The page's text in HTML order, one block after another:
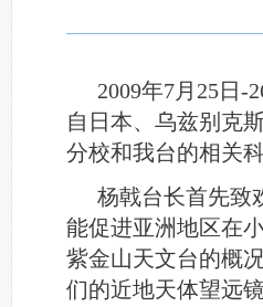
2009年7月 25日-
自日本、乌兹别克
分校和我台的相关
杨戟台长首先致
能促进亚洲地区在
紫金山天文台的概
们的近地天体望远